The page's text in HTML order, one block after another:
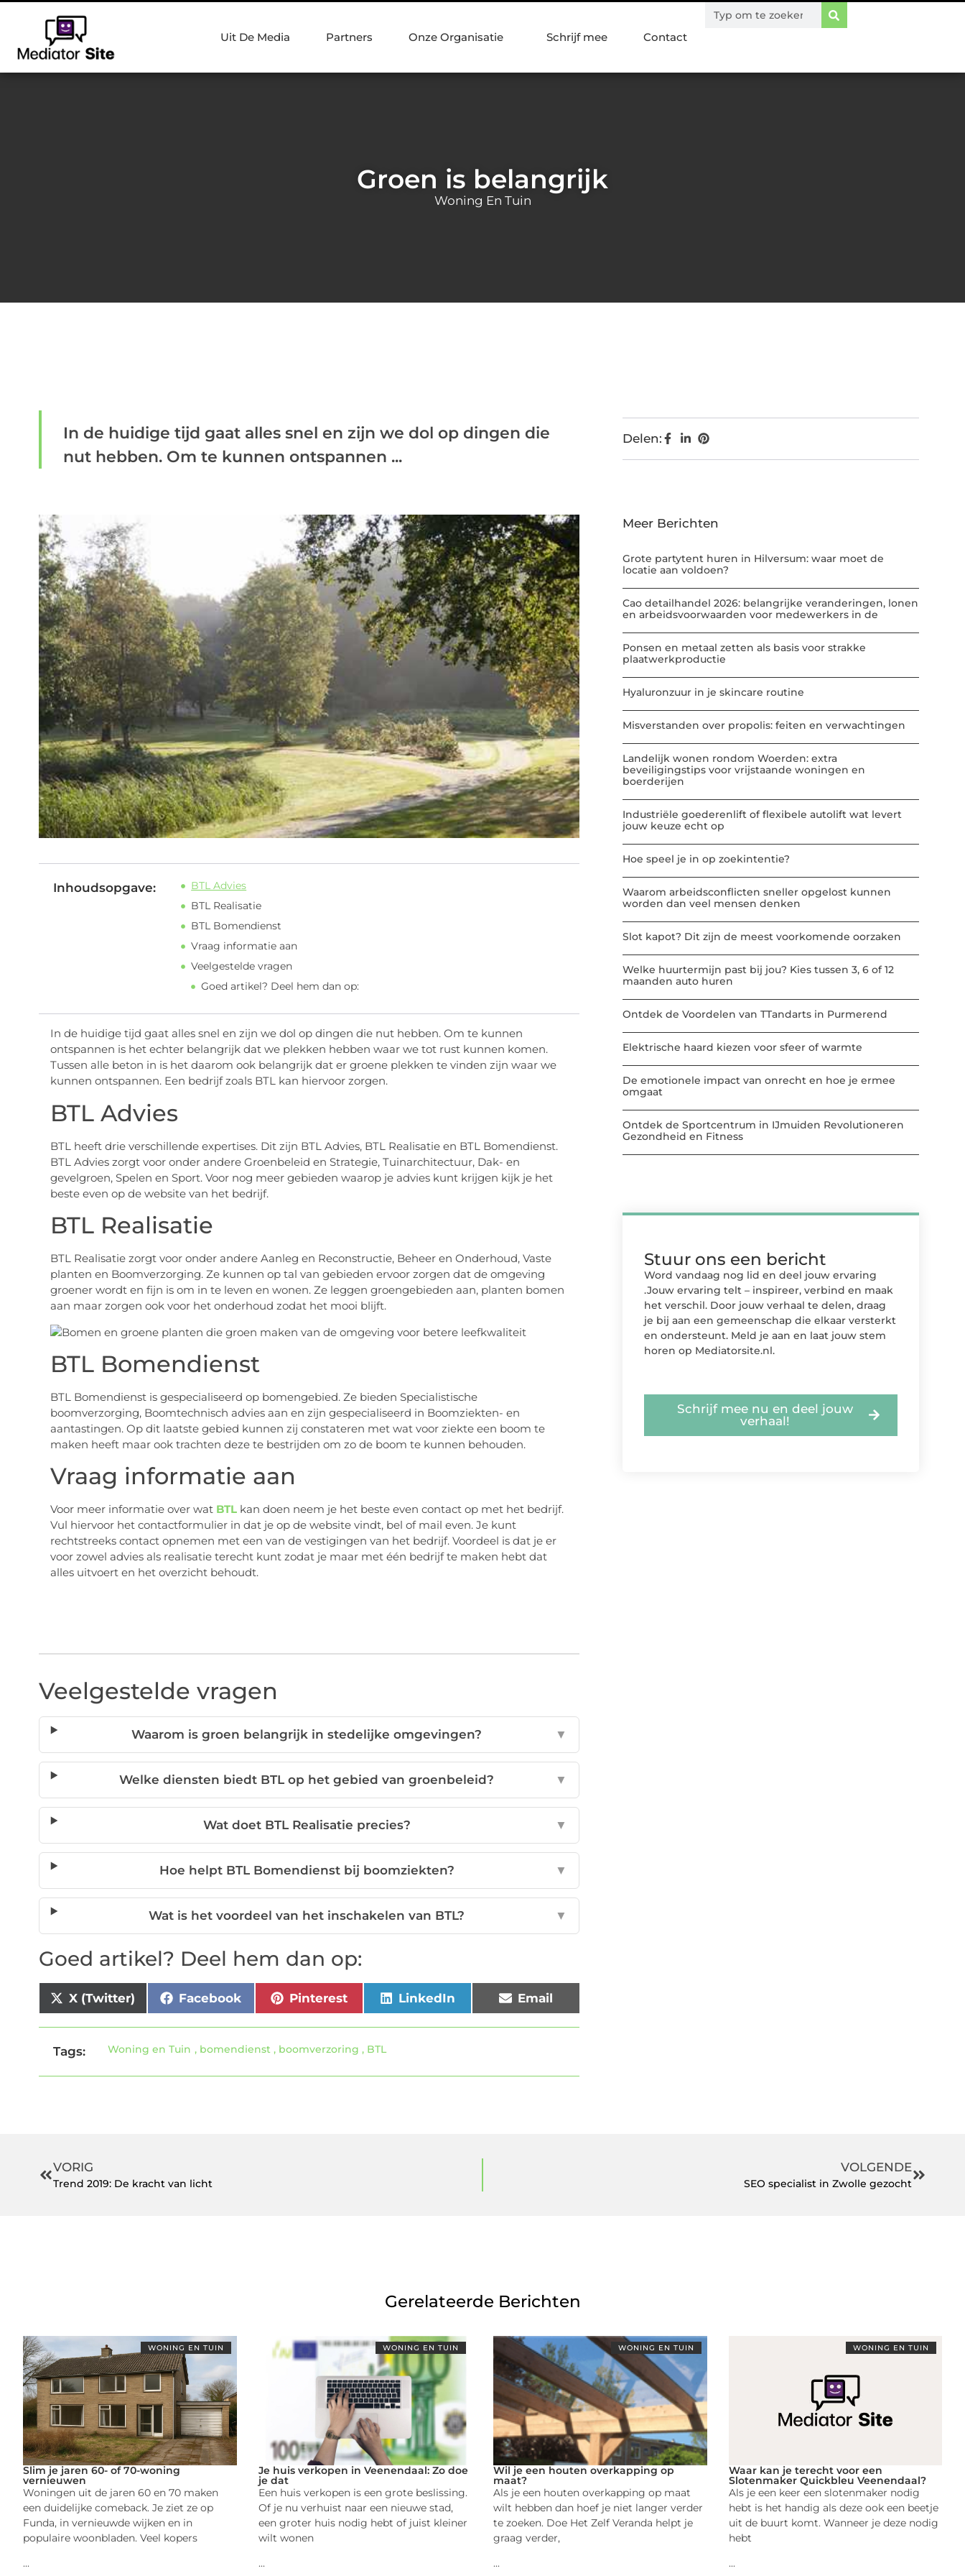
Uit De Media Partners Onze Organisatie Schrijf mee Contact
Groen is belangrijk
Woning En Tuin
In de huidige tijd gaat alles snel en zijn we dol op dingen die
nut hebben. Om te kunnen ontspannen ...
Inhoudsopgave:
BTL Advies
BTL Realisatie
BTL Bomendienst
Vraag informatie aan
Veelgestelde vragen
Goed artikel? Deel hem dan op:
In de huidige tijd gaat alles snel en zijn we dol op dingen die nut hebben. Om te kunnen
ontspannen is het echter belangrijk dat we plekken hebben waar we tot rust kunnen komen.
Tussen alle beton in is het daarom ook belangrijk dat er groene plekken te vinden zijn waar we
kunnen ontspannen. Een bedrijf zoals BTL kan hiervoor zorgen.
BTL Advies
BTL heeft drie verschillende expertises. Dit zijn BTL Advies, BTL Realisatie en BTL Bomendienst.
BTL Advies zorgt voor onder andere Groenbeleid en Strategie, Tuinarchitectuur, Dak- en
gevelgroen, Spelen en Sport. Voor nog meer gebieden waarop je advies kunt krijgen kijk je het
beste even op de website van het bedrijf.
BTL Realisatie
BTL Realisatie zorgt voor onder andere Aanleg en Reconstructie, Beheer en Onderhoud, Vaste
planten en Boomverzorging. Ze kunnen op tal van gebieden ervoor zorgen dat de omgeving
groener wordt en fijn is om in te leven en wonen. Ze leggen groengebieden aan, planten bomen
aan maar zorgen ook voor het onderhoud zodat het mooi blijft.
BTL Bomendienst
BTL Bomendienst is gespecialiseerd op bomengebied. Ze bieden Specialistische
boomverzorging, Boomtechnisch advies aan en zijn gespecialiseerd in Boomziekten- en
aantastingen. Op dit laatste gebied kunnen zij constateren met wat voor ziekte een boom te
maken heeft maar ook trachten deze te bestrijden om zo de boom te kunnen behouden.
Vraag informatie aan
Voor meer informatie over wat BTLkan doen neem je het beste even contact op met het bedrijf.
Vul hiervoor het contactformulier in dat je op de website vindt, bel of mail even. Je kunt
rechtstreeks contact opnemen met een van de vestigingen van het bedrijf. Voordeel is dat je er
voor zowel advies als realisatie terecht kunt zodat je maar met één bedrijf te maken hebt dat
alles uitvoert en het overzicht behoudt.
Veelgestelde vragen
Waarom is groen belangrijk in stedelijke omgevingen? ▼
Welke diensten biedt BTL op het gebied van groenbeleid? ▼
Wat doet BTL Realisatie precies? ▼
Hoe helpt BTL Bomendienst bij boomziekten? ▼
Wat is het voordeel van het inschakelen van BTL? ▼
Goed artikel? Deel hem dan op:
X (Twitter) Facebook Pinterest LinkedIn Email
Tags: Woning en Tuin , bomendienst , boomverzoring , BTL
Delen:
Meer Berichten
Grote partytent huren in Hilversum: waar moet de
locatie aan voldoen?
Cao detailhandel 2026: belangrijke veranderingen, lonen
en arbeidsvoorwaarden voor medewerkers in de
Ponsen en metaal zetten als basis voor strakke
plaatwerkproductie
Hyaluronzuur in je skincare routine
Misverstanden over propolis: feiten en verwachtingen
Landelijk wonen rondom Woerden: extra
beveiligingstips voor vrijstaande woningen en
boerderijen
Industriële goederenlift of flexibele autolift wat levert
jouw keuze echt op
Hoe speel je in op zoekintentie?
Waarom arbeidsconflicten sneller opgelost kunnen
worden dan veel mensen denken
Slot kapot? Dit zijn de meest voorkomende oorzaken
Welke huurtermijn past bij jou? Kies tussen 3, 6 of 12
maanden auto huren
Ontdek de Voordelen van TTandarts in Purmerend
Elektrische haard kiezen voor sfeer of warmte
De emotionele impact van onrecht en hoe je ermee
omgaat
Ontdek de Sportcentrum in IJmuiden Revolutioneren
Gezondheid en Fitness
Stuur ons een bericht
Word vandaag nog lid en deel jouw ervaring
.Jouw ervaring telt – inspireer, verbind en maak
het verschil. Door jouw verhaal te delen, draag
je bij aan een gemeenschap die elkaar versterkt
en ondersteunt. Meld je aan en laat jouw stem
horen op Mediatorsite.nl.
Schrijf mee nu en deel jouw
verhaal!
VORIG
Trend 2019: De kracht van licht
VOLGENDE
SEO specialist in Zwolle gezocht
Gerelateerde Berichten
WONING EN TUIN
Slim je jaren 60- of 70-woning
vernieuwen
Woningen uit de jaren 60 en 70 maken
een duidelijke comeback. Je ziet ze op
Funda, in vernieuwde wijken en in
populaire woonbladen. Veel kopers
...
WONING EN TUIN
Je huis verkopen in Veenendaal: Zo doe
je dat
Een huis verkopen is een grote beslissing.
Of je nu verhuist naar een nieuwe stad,
een groter huis nodig hebt of juist kleiner
wilt wonen
...
WONING EN TUIN
Wil je een houten overkapping op
maat?
Als je een houten overkapping op maat
wilt hebben dan hoef je niet langer verder
te zoeken. Doe Het Zelf Veranda helpt je
graag verder,
...
WONING EN TUIN
Waar kan je terecht voor een
Slotenmaker Quickbleu Veenendaal?
Als je een keer een slotenmaker nodig
hebt is het handig als deze ook een beetje
uit de buurt komt. Wanneer je deze nodig
hebt
...